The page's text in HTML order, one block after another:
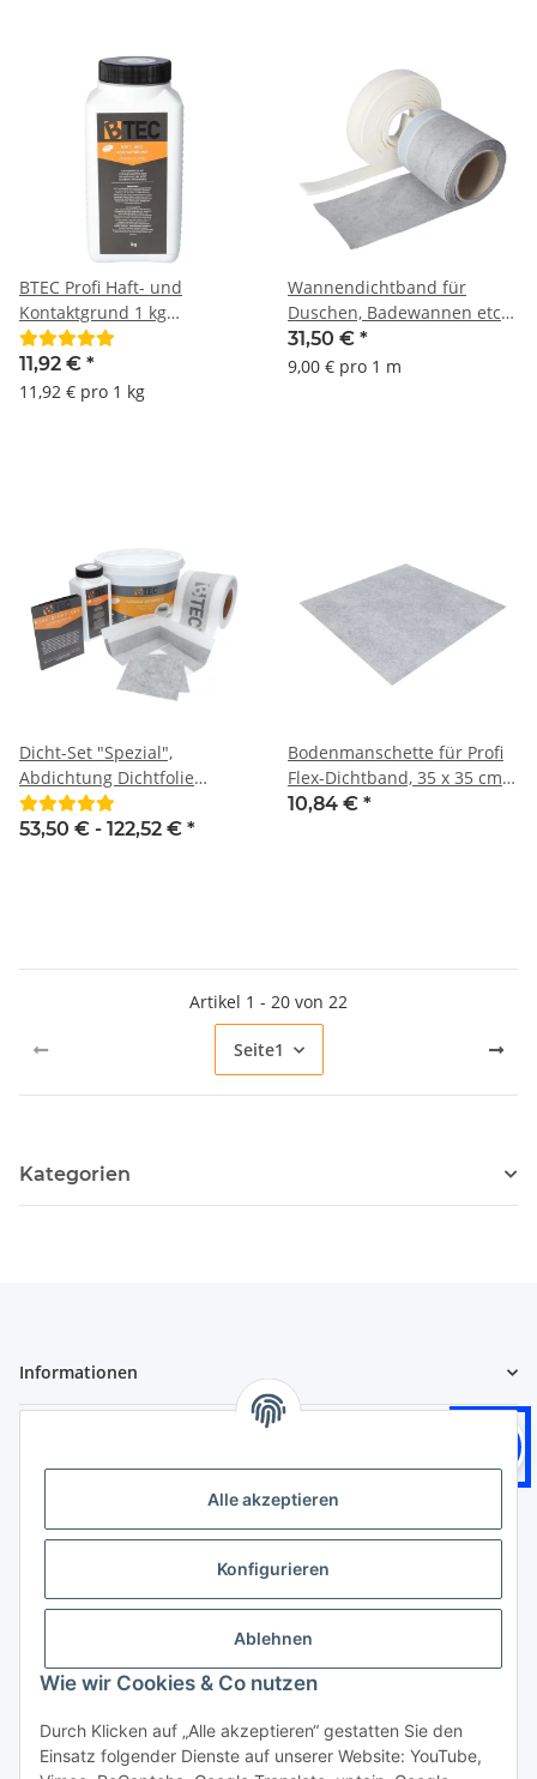
Alle akzeptieren
Konfigurieren
Ablehnen
Wie wir Cookies & Co nutzen
Durch Klicken auf „Alle akzeptieren“ gestatten Sie den
Einsatz folgender Dienste auf unserer Website: YouTube,
BTEC Profi Haft- und
Kontaktgrund 1 kg
Hypergrund Grundierung
Haftbrücke
11,92 € *
11,92 € pro 1 kg
Wannendichtband für
Duschen, Badewannen etc.
3,5 m BTEC
31,50 € *
9,00 € pro 1 m
Dicht-Set "Spezial",
Abdichtung Dichtfolie
Dichtband
53,50 € - 122,52 € *
Bodenmanschette für Profi
Flex-Dichtband, 35 x 35 cm
BTEC
10,84 € *
Artikel 1 - 20 von 22
Seite1
Kategorien
Informationen
Zahlungsarten